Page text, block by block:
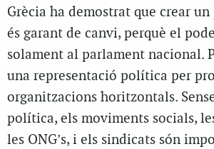
Grècia ha demostrat que crear
és garant de canvi, perquè el
solament al parlament nacional.
una representació política per
organitzacions horitzontals.
política, els moviments socials,
les ONG’s, i els sindicats són